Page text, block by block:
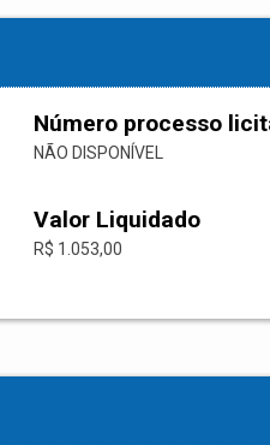
Número processo
NÃO DISPONÍVEL
Valor Liquidado
R$ 1.053,00